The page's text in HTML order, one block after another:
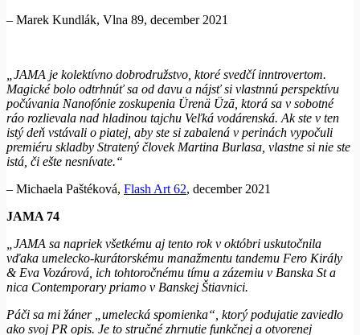
– Marek Kundlák, Vlna 89, december 2021
„JAMA je kolektívno dobrodružstvo, ktoré svedčí inntrovertom.
Magické bolo odtrhnúť sa od davu a nájsť si vlastnnú perspektívu
počúvania Nanofónie zoskupenia Ürenä Üzā, ktorá sa v sobotné
ráo rozlievala nad hladinou tajchu Veľká vodárenská. Ak ste v ten
istý deň vstávali o piatej, aby ste si zabalená v perinách vypočuli
premiéru skladby Stratený človek Martina Burlasa, vlastne si nie ste
istá, či ešte nesnívate.“
– Michaela Paštéková, Flash Art 62, december 2021
JAMA 74
„JAMA sa napriek všetkému aj tento rok v októbri uskutočnila
vďaka umelecko-kurátorskému manažmentu tandemu Fero Király
& Eva Vozárová, ich tohtoročnému tímu a zázemiu v Banska St a
nica Contemporary priamo v Banskej Štiavnici.
Páči sa mi žáner „umelecká spomienka“, ktorý podujatie zaviedlo
ako svoj PR opis. Je to stručné zhrnutie funkčnej a otvorenej